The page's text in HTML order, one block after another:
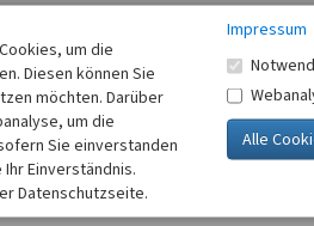
noch zwei Gebäude an der
Bereich des alten Friedhofes ist
Nutzung hin. Die
angrenzenden Stiftsgebäude
dieser Gebäude sowie
um die
Diesen können Sie
möchten. Darüber
um die
Sie einverstanden
Einverständnis.
Datenschutzseite.
Impressum